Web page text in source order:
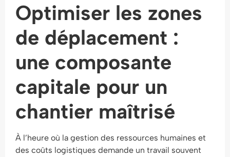
Optimiser les zones
de déplacement :
une composante
capitale pour un
chantier maîtrisé
À l’heure où la gestion des ressources humaines et
des coûts logistiques demande un travail souvent